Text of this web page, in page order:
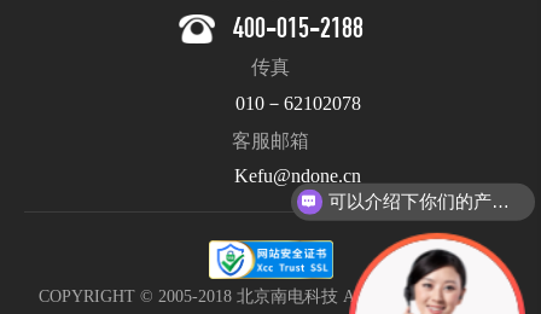
400-015-2188
传真
010－62102078
客服邮箱
Kefu@ndone.cn
COPYRIGHT © 2005-2018 北京南电科技 All Rights Reserved. |
可以介绍下你们的产品么？